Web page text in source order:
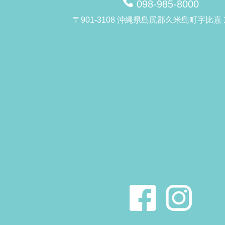
098-985-8000
〒901-3108 沖縄県島尻郡久米島町字比嘉